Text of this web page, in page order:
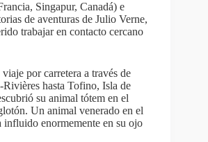
Singapur, Canadá) e
de aventuras de Julio Verne,
trabajar en contacto cercano
por carretera a través de
Rivières hasta Tofino, Isla de
su animal tótem en el
Un animal venerado en el
influido enormemente en su ojo